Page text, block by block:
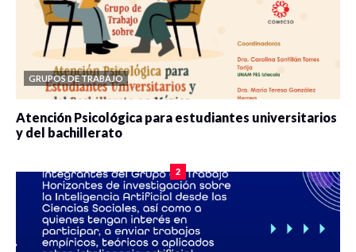
GRUPOS DE TRABAJO
Atención Psicológica para estudiantes universitarios
y del bachillerato
2